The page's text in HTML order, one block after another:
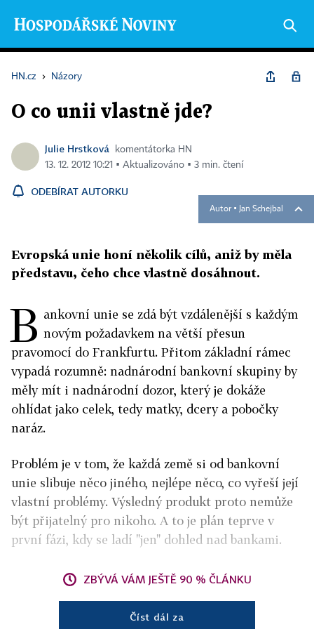
HN.cz › Názory
O co unii vlastně jde?
Julie Hrstková
komentátorka HN
13. 12. 2012 10:21 ▪ Aktualizováno ▪ 3 min. čtení
ODEBÍRAT AUTORKU
Autor ▪ Jan Schejbal
Evropská unie honí několik cílů, aniž by měla
představu, čeho chce vlastně dosáhnout.
B ankovní unie se zdá být vzdálenější s každým
novým požadavkem na větší přesun
pravomocí do Frankfurtu. Přitom základní rámec
vypadá rozumně: nadnárodní bankovní skupiny by
měly mít i nadnárodní dozor, který je dokáže
ohlídat jako celek, tedy matky, dcery a pobočky
naráz.
Problém je v tom, že každá země si od bankovní
unie slibuje něco jiného, nejlépe něco, co vyřeší její
vlastní problémy. Výsledný produkt proto nemůže
být přijatelný pro nikoho. A to je plán teprve v
první fázi, kdy se ladí "jen" dohled nad bankami.
ZBÝVÁ VÁM JEŠTĚ 90 % ČLÁNKU
Číst dál za